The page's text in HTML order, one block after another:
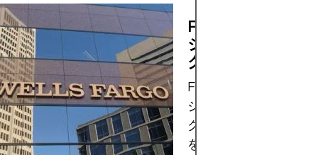
FXセンチメント
ジショニング、
ク、ヘッドライン
FX のセンチメント、
ショニング データ、
ク傾向、見出しが通
をどのように形成す